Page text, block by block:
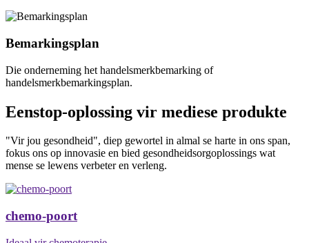
Bemarkingsplan
Die onderneming het handelsmerkbemarking of
handelsmerkbemarkingsplan.
Eenstop-oplossing vir mediese produkte
"Vir jou gesondheid", diep gewortel in almal se harte in ons span,
fokus ons op innovasie en bied gesondheidsorgoplossings wat
mense se lewens verbeter en verleng.
chemo-poort